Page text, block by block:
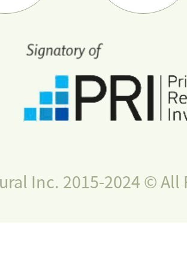
Inc. 2015-2024 © All